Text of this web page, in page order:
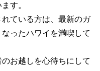
す。
ている方は、最新のガ
ったハワイを満喫して
お越しを心待ちにして